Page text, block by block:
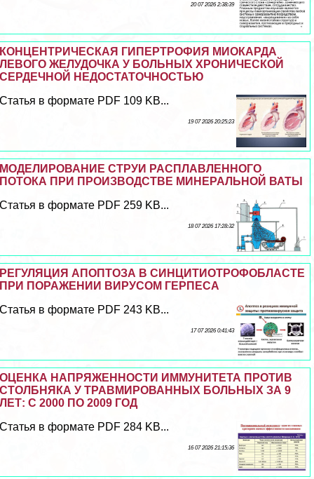
20 07 2026 2:38:39
КОНЦЕНТРИЧЕСКАЯ ГИПЕРТРОФИЯ МИОКАРДА
ЛЕВОГО ЖЕЛУДОЧКА У БОЛЬНЫХ ХРОНИЧЕСКОЙ
СЕРДЕЧНОЙ НЕДОСТАТОЧНОСТЬЮ
Статья в формате PDF 109 KB...
19 07 2026 20:25:23
МОДЕЛИРОВАНИЕ СТРУИ РАСПЛАВЛЕННОГО
ПОТОКА ПРИ ПРОИЗВОДСТВЕ МИНЕРАЛЬНОЙ ВАТЫ
Статья в формате PDF 259 KB...
18 07 2026 17:28:32
РЕГУЛЯЦИЯ АПОПТОЗА В СИНЦИТИОТРОФОБЛАСТЕ
ПРИ ПОРАЖЕНИИ ВИРУСОМ ГЕРПЕСА
Статья в формате PDF 243 KB...
17 07 2026 0:41:43
ОЦЕНКА НАПРЯЖЕННОСТИ ИММУНИТЕТА ПРОТИВ
СТОЛБНЯКА У ТРАВМИРОВАННЫХ БОЛЬНЫХ ЗА 9
ЛЕТ: С 2000 ПО 2009 ГОД
Статья в формате PDF 284 KB...
16 07 2026 21:15:36